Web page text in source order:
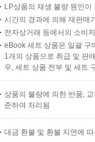
LP상품의 재생 불량 원인
시간의 경과에 의해 재판매
전자상거래 등에서의 소비
eBook 세트 상품은 일괄 구
1개의 상품으로 취급 및 판
우, 세트 상품 전부 및 세트
상품의 불량에 의한 반품,
준하여 처리됨
대금 환불 및 환불 지연에